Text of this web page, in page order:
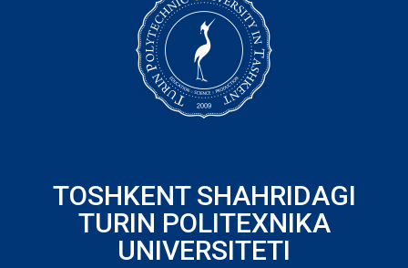
TOSHKENT SHAHRIDAGI
TURIN POLITEXNIKA
UNIVERSITETI